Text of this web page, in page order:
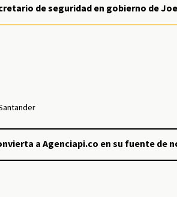
de seguridad en gobierno de
a Agenciapi.co en su fuente de